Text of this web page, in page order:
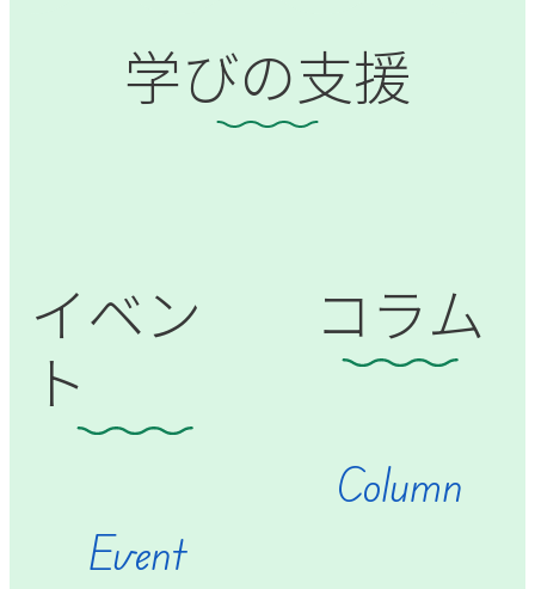
学びの支援
イベン
ト
Event
コラム
Column